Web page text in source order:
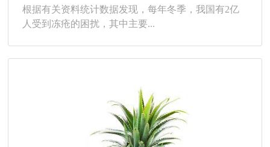
根据有关资料统计数据发现，每年冬季，我国有2亿
人受到冻疮的困扰，其中主要...